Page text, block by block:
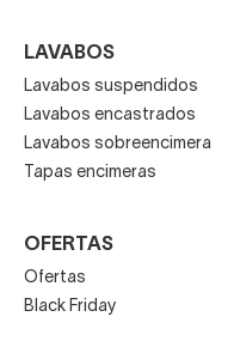
LAVABOS
Lavabos suspendidos
Lavabos encastrados
Lavabos sobreencimera
Tapas encimeras
OFERTAS
Ofertas
Black Friday